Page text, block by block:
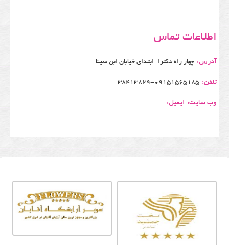
اطلاعات تماس
آدرس: چهار راه دکترا-ابتدای خیابان ابن سینا
تلفن: 38413829-09151565185
وب سایت: ایمیل: